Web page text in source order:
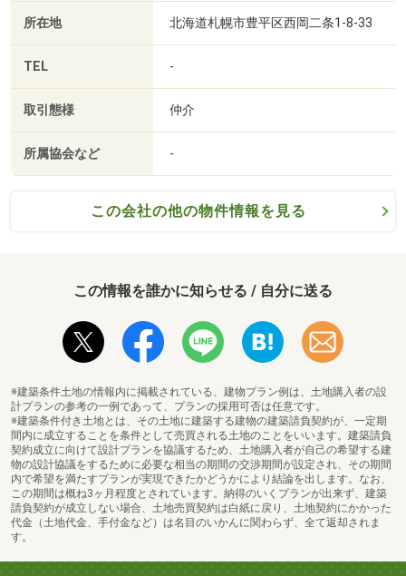
所在地 北海道札幌市豊平区西岡二条1-8-33
TEL -
取引態様 仲介
所属協会など -
この会社の他の物件情報を見る
この情報を誰かに知らせる / 自分に送る
※建築条件土地の情報内に掲載されている、建物プラン例は、土地購入者の設
計プランの参考の一例であって、プランの採用可否は任意です。
※建築条件付き土地とは、その土地に建築する建物の建築請負契約が、一定期
間内に成立することを条件として売買される土地のことをいいます。建築請負
契約成立に向けて設計プランを協議するため、土地購入者が自己の希望する建
物の設計協議をするために必要な相当の期間の交渉期間が設定され、その期間
内で希望を満たすプランが実現できたかどうかにより結論を出します。なお、
この期間は概ね3ヶ月程度とされています。納得のいくプランが出来ず、建築
請負契約が成立しない場合、土地売買契約は白紙に戻り、土地契約にかかった
代金（土地代金、手付金など）は名目のいかんに関わらず、全て返却されま
す。